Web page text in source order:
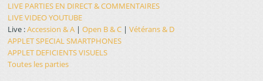
LIVE PARTIES EN DIRECT & COMMENTAIRES
LIVE VIDEO YOUTUBE
Live :Accession & A |Open B & C |Vétérans & D
APPLET SPECIAL SMARTPHONES
APPLET DEFICIENTS VISUELS
Toutes les parties